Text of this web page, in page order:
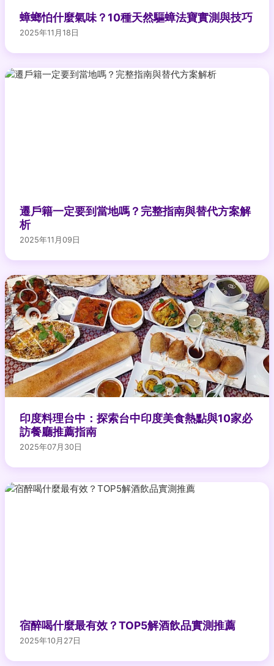
蟑螂怕什麼氣味？10種天然驅蟑法寶實測與技巧
2025年11月18日
遷戶籍一定要到當地嗎？完整指南與替代方案解
析
2025年11月09日
印度料理台中：探索台中印度美食熱點與10家必
訪餐廳推薦指南
2025年07月30日
宿醉喝什麼最有效？TOP5解酒飲品實測推薦
2025年10月27日